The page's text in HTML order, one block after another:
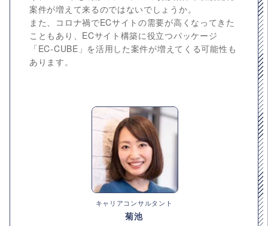
案件が増えて来るのではないでしょうか。
また、コロナ禍でECサイトの需要が高くなってきた
こともあり、ECサイト構築に役立つパッケージ
「EC-CUBE」を活用した案件が増えてくる可能性も
あります。
キャリアコンサルタント
菊池